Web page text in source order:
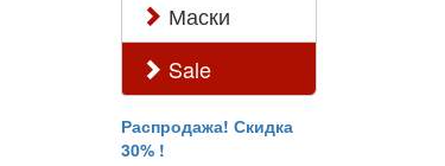
Маски
Sale
Распродажа! Скидка
30% !